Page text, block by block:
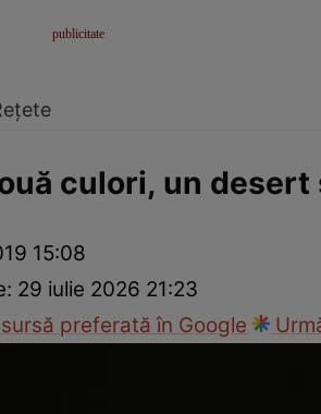
culori, un
15:08
29 iulie 2026 21:23
preferată în Google